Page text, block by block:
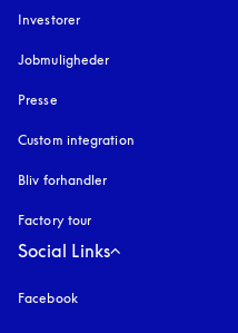
Investorer
Jobmuligheder
Presse
Custom integration
Bliv forhandler
Factory tour
Social Links
Facebook